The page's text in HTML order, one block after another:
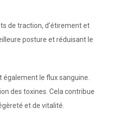
de traction, d’étirement et
posture et réduisant le
également le flux sanguine.
des toxines. Cela contribue
et de vitalité.